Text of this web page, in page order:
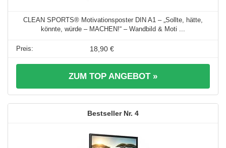
CLEAN SPORTS® Motivationsposter DIN A1 – „Sollte, hätte,
könnte, würde – MACHEN!“ – Wandbild & Moti ...
18,90 €
ZUM TOP ANGEBOT »
4